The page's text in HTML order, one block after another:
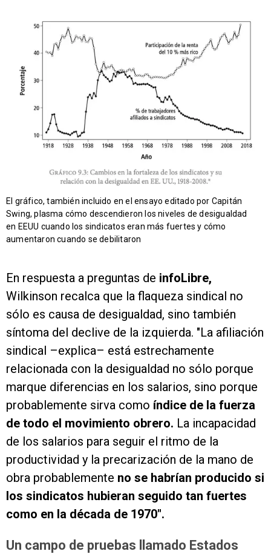
El gráfico, también incluido en el ensayo editado por Capitán
Swing, plasma cómo descendieron los niveles de desigualdad
en EEUU cuando los sindicatos eran más fuertes y cómo
aumentaron cuando se debilitaron
En respuesta a preguntas de infoLibre,
Wilkinson recalca que la flaqueza sindical no
sólo es causa de desigualdad, sino también
síntoma del declive de la izquierda. "La afiliación
sindical –explica– está estrechamente
relacionada con la desigualdad no sólo porque
marque diferencias en los salarios, sino porque
probablemente sirva como índice de la fuerza
de todo el movimiento obrero. La incapacidad
de los salarios para seguir el ritmo de la
productividad y la precarización de la mano de
obra probablemente no se habrían producido si
los sindicatos hubieran seguido tan fuertes
como en la década de 1970".
Un campo de pruebas llamado Estados